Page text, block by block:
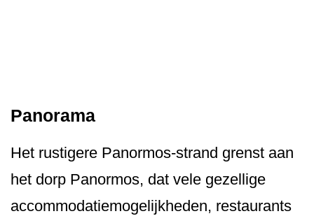
Panorama
Het rustigere Panormos-strand grenst aan
het dorp Panormos, dat vele gezellige
accommodatiemo­gelijkheden, restaurants